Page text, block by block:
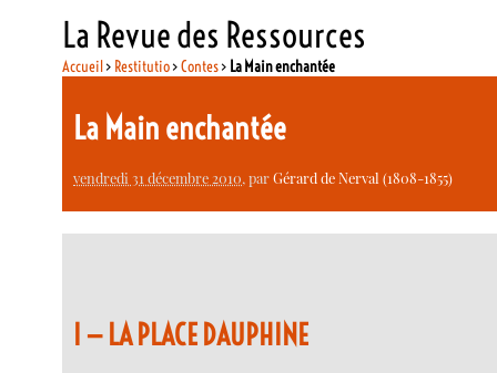
La Revue des Ressources
Accueil> Restitutio>Contes> La Main enchantée
La Main enchantée
vendredi 31 décembre 2010, parGérard de Nerval (1808-1855)
I — LA PLACE DAUPHINE